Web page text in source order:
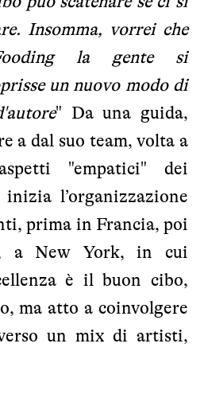
Insomma, vorrei che
la gente si
un nuovo modo di
" Da una guida,
a dal suo team, volta a
"empatici" dei
l’organizzazione
prima in Francia, poi
a New York, in cui
è il buon cibo,
ma atto a coinvolgere
un mix di artisti,